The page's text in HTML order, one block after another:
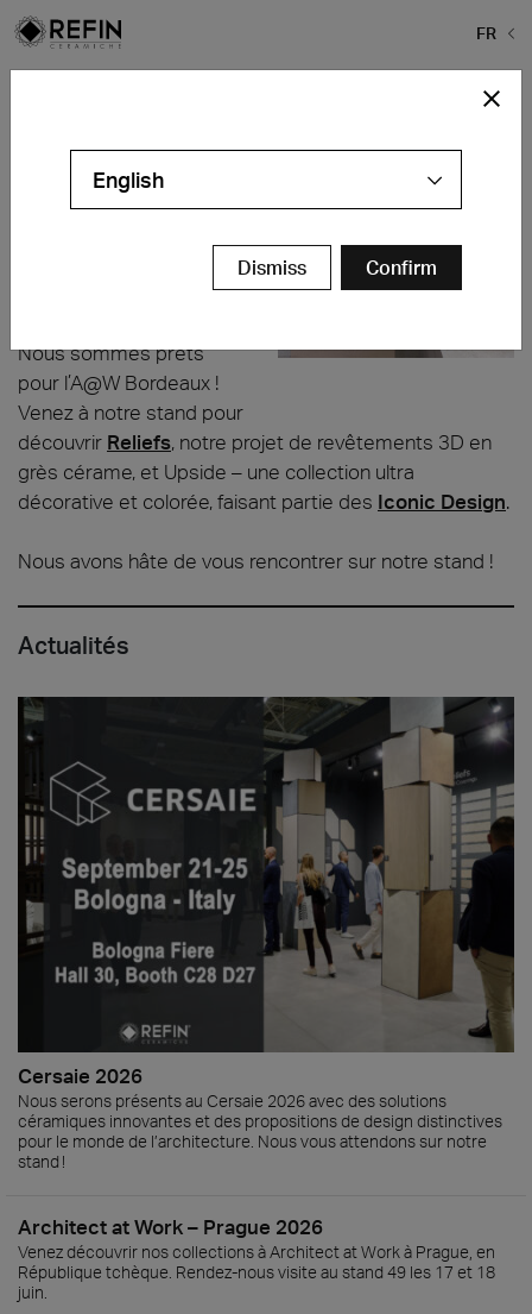
FR
Architect at Work – Bordeaux 2025
Parc des Expositions
Nous sommes prêts
pour l’A@W Bordeaux !
Venez à notre stand pour
découvrir Reliefs, notre projet de revêtements 3D en
grès cérame, et Upside – une collection ultra
décorative et colorée, faisant partie des Iconic Design.
Nous avons hâte de vous rencontrer sur notre stand !
Actualités
Cersaie 2026
Nous serons présents au Cersaie 2026 avec des solutions
céramiques innovantes et des propositions de design distinctives
pour le monde de l’architecture. Nous vous attendons sur notre
stand !
Architect at Work – Prague 2026
Venez découvrir nos collections à Architect at Work à Prague, en
République tchèque. Rendez-nous visite au stand 49 les 17 et 18
juin.
English
Dismiss Confirm